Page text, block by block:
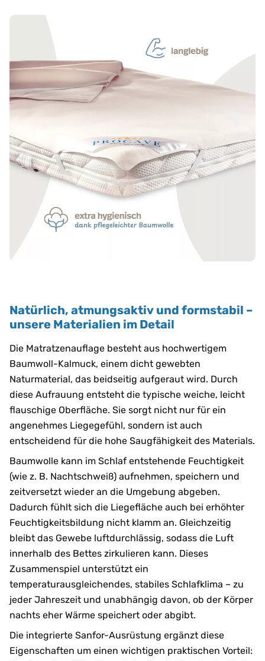
Natürlich, atmungsaktiv und formstabil –
unsere Materialien im Detail
Die Matratzenauflage besteht aus hochwertigem
Baumwoll-Kalmuck, einem dicht gewebten
Naturmaterial, das beidseitig aufgeraut wird. Durch
diese Aufrauung entsteht die typische weiche, leicht
flauschige Oberfläche. Sie sorgt nicht nur für ein
angenehmes Liegegefühl, sondern ist auch
entscheidend für die hohe Saugfähigkeit des Materials.
Baumwolle kann im Schlaf entstehende Feuchtigkeit
(wie z. B. Nachtschweiß) aufnehmen, speichern und
zeitversetzt wieder an die Umgebung abgeben.
Dadurch fühlt sich die Liegefläche auch bei erhöhter
Feuchtigkeitsbildung nicht klamm an. Gleichzeitig
bleibt das Gewebe luftdurchlässig, sodass die Luft
innerhalb des Bettes zirkulieren kann. Dieses
Zusammenspiel unterstützt ein
temperaturausgleichendes, stabiles Schlafklima – zu
jeder Jahreszeit und unabhängig davon, ob der Körper
nachts eher Wärme speichert oder abgibt.
Die integrierte Sanfor-Ausrüstung ergänzt diese
Eigenschaften um einen wichtigen praktischen Vorteil: